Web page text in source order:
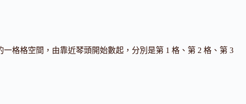
格格空間，由靠近琴頭開始數起，分別是第 1 格、第 2 格、第 3